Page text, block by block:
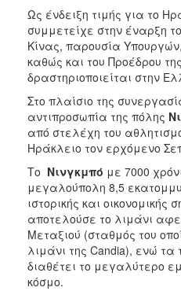
Ως ένδειξη τιμής για το
συμμετείχε στην έναρξη
Κίνας, παρουσία
καθώς και του Προέδρου
δραστηριοποιείται στην
Στο πλαίσιο της
αντιπροσωπία της πόλης
από στελέχη του
Ηράκλειο τον ερχόμενο
Το Νινγκμπό με 7000
μεγαλούπολη 8,5
ιστορικής και
αποτελούσε το λιμάνι
Μεταξιού (σταθμός του
λιμάνι της Candia), ενώ
διαθέτει το μεγαλύτερο
κόσμο.